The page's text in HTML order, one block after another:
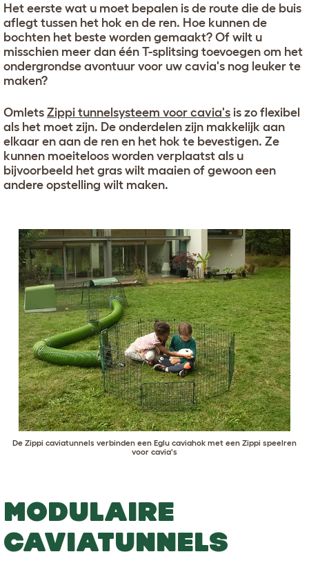
Het eerste wat u moet bepalen is de route die de buis
aflegt tussen het hok en de ren. Hoe kunnen de
bochten het beste worden gemaakt? Of wilt u
misschien meer dan één T-splitsing toevoegen om het
ondergrondse avontuur voor uw cavia's nog leuker te
maken?
Omlets Zippi tunnelsysteem voor cavia's is zo flexibel
als het moet zijn. De onderdelen zijn makkelijk aan
elkaar en aan de ren en het hok te bevestigen. Ze
kunnen moeiteloos worden verplaatst als u
bijvoorbeeld het gras wilt maaien of gewoon een
andere opstelling wilt maken.
De Zippi caviatunnels verbinden een Eglu caviahok met een Zippi speelren
voor cavia's
MODULAIRE
CAVIATUNNELS